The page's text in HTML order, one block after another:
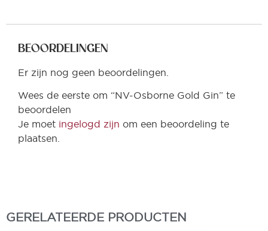
BEOORDELINGEN
Er zijn nog geen beoordelingen.
Wees de eerste om “NV-Osborne Gold Gin” te
beoordelen
Je moet ingelogd zijn om een beoordeling te
plaatsen.
GERELATEERDE PRODUCTEN